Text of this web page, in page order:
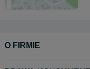
O FIRMIE